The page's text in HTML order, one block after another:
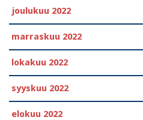
joulukuu 2022
marraskuu 2022
lokakuu 2022
syyskuu 2022
elokuu 2022